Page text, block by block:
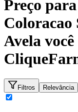
Preço para
Coloracao
Avela
Filtros Relevância